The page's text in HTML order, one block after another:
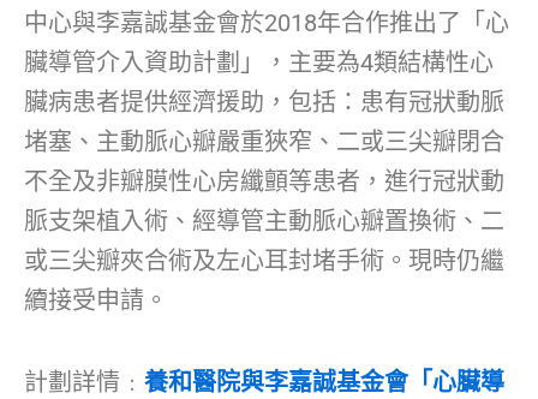
中心與李嘉誠基金會於2018年合作推出了「心
臟導管介入資助計劃」，主要為4類結構性心
臟病患者提供經濟援助，包括：患有冠狀動脈
堵塞、主動脈心瓣嚴重狹窄、二或三尖瓣閉合
不全及非瓣膜性心房纖顫等患者，進行冠狀動
脈支架植入術、經導管主動脈心瓣置換術、二
或三尖瓣夾合術及左心耳封堵手術。現時仍繼
續接受申請。
計劃詳情﹕ 養和醫院與李嘉誠基金會「心臟導